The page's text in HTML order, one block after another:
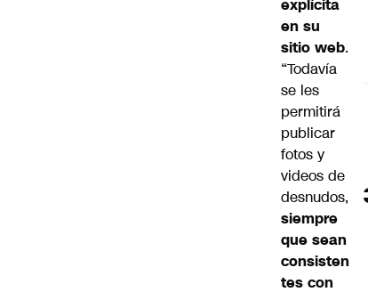
explícita
en su
sitio web.
“Todavía
se les
permitirá
publicar
fotos y
videos de
desnudos,
siempre
que sean
consisten
tes con